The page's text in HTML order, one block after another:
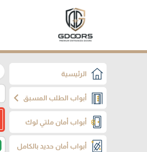
الرئيسية
أبواب الطلب المسبقchevron_left
أبواب أمان ملتي لوك
أبواب أمان حديد بالكامل